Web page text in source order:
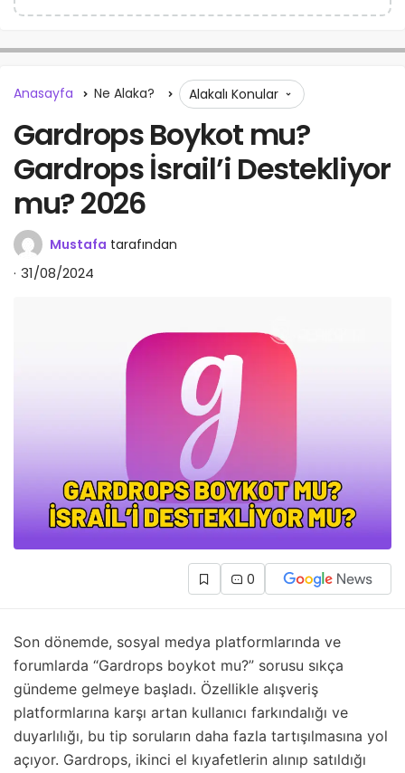
Anasayfa Ne Alaka? Alakalı Konular
Gardrops Boykot mu?
Gardrops İsrail’i Destekliyor
mu? 2026
Mustafa tarafından
31/08/2024
0
Son dönemde, sosyal medya platformlarında ve
forumlarda “Gardrops boykot mu?” sorusu sıkça
gündeme gelmeye başladı. Özellikle alışveriş
platformlarına karşı artan kullanıcı farkındalığı ve
duyarlılığı, bu tip soruların daha fazla tartışılmasına yol
açıyor. Gardrops, ikinci el kıyafetlerin alınıp satıldığı